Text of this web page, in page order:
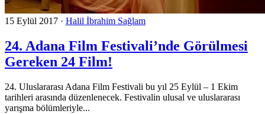
15 Eylül 2017 · Halil İbrahim Sağlam
24. Adana Film Festivali’nde Görülmesi
Gereken 24 Film!
24. Uluslararası Adana Film Festivali bu yıl 25 Eylül – 1 Ekim
tarihleri arasında düzenlenecek. Festivalin ulusal ve uluslararası
yarışma bölümleriyle...